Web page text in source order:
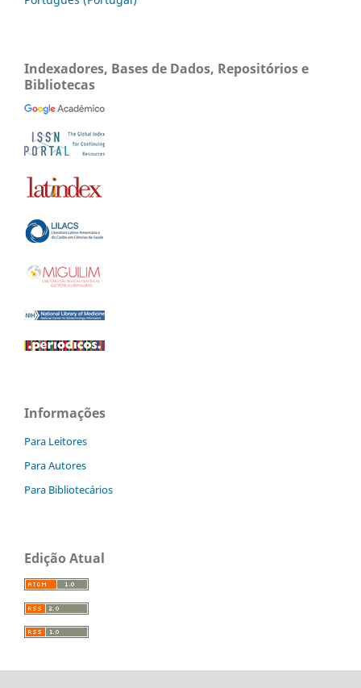
Indexadores, Bases de Dados, Repositórios e
Bibliotecas
Informações
Para Leitores
Para Autores
Para Bibliotecários
Edição Atual